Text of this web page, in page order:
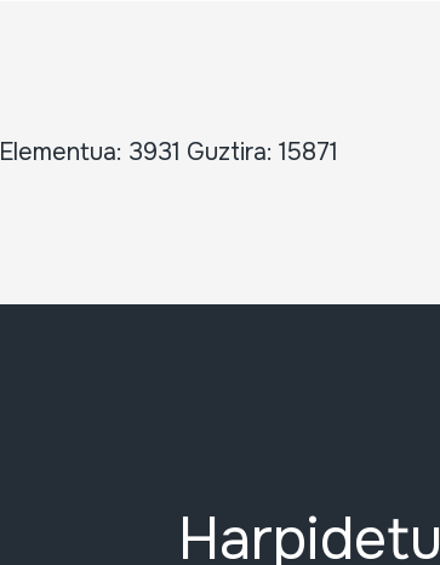
Elementua: 3931 Guztira: 15871